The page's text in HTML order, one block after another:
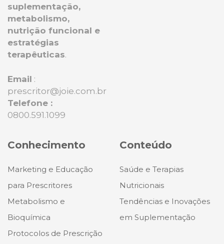
suplementação,
metabolismo,
nutrição funcional e
estratégias
terapêuticas.
Email :
prescritor@joie.com.br
Telefone :
0800.591.1099
Conhecimento
Marketing e Educação
para Prescritores
Metabolismo e
Bioquímica
Protocolos de Prescrição
Conteúdo
Saúde e Terapias
Nutricionais
Tendências e Inovações
em Suplementação